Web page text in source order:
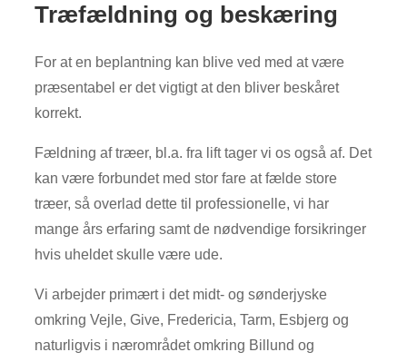
Træfældning og beskæring
For at en beplantning kan blive ved med at være
præsentabel er det vigtigt at den bliver beskåret
korrekt.
Fældning af træer, bl.a. fra lift tager vi os også af. Det
kan være forbundet med stor fare at fælde store
træer, så overlad dette til professionelle, vi har
mange års erfaring samt de nødvendige forsikringer
hvis uheldet skulle være ude.​
Vi arbejder primært i det midt- og sønderjyske
omkring Vejle, Give, Fredericia, Tarm, Esbjerg og
naturligvis i nærområdet omkring Billund og